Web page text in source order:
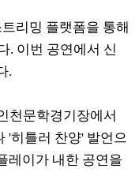
리밍 플랫폼을 통해
. 이번 공연에서 신
.
천문학경기장에서
'히틀러 찬양' 발언으
레이가 내한 공연을